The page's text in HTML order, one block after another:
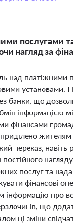
послугами
нагляд за
над платіжними
установами.
банки, що
інформацією
фінансами
приділено
переказ,
нагляду,
послуг та
фінансові
про
що
ці зміни